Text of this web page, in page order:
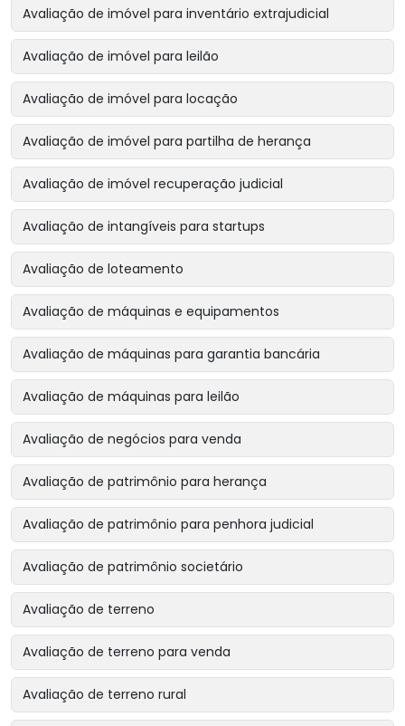
Avaliação de imóvel para inventário extrajudicial
Avaliação de imóvel para leilão
Avaliação de imóvel para locação
Avaliação de imóvel para partilha de herança
Avaliação de imóvel recuperação judicial
Avaliação de intangíveis para startups
Avaliação de loteamento
Avaliação de máquinas e equipamentos
Avaliação de máquinas para garantia bancária
Avaliação de máquinas para leilão
Avaliação de negócios para venda
Avaliação de patrimônio para herança
Avaliação de patrimônio para penhora judicial
Avaliação de patrimônio societário
Avaliação de terreno
Avaliação de terreno para venda
Avaliação de terreno rural